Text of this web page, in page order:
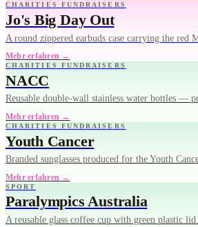
CHARITIES FUNDRAISERS
Jo's Big Day Out
A round zippered earbuds case carrying the
Mehr erfahren →
CHARITIES FUNDRAISERS
NACC
Reusable double-wall stainless water bottles —
Mehr erfahren →
CHARITIES FUNDRAISERS
Youth Cancer
Branded sunglasses produced for the Youth
Mehr erfahren →
SPORT
Paralympics Australia
A reusable glass coffee cup with green plastic